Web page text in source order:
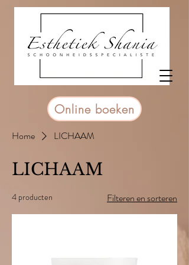
Online boeken
Home LICHAAM
LICHAAM
4 producten Filteren en sorteren